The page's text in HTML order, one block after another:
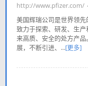
http://www.pfizer.com/
美国辉瑞公司是世界领先
致力于探索、研发、生
来高质、安全的处方产
展，不断引进、...[更多]